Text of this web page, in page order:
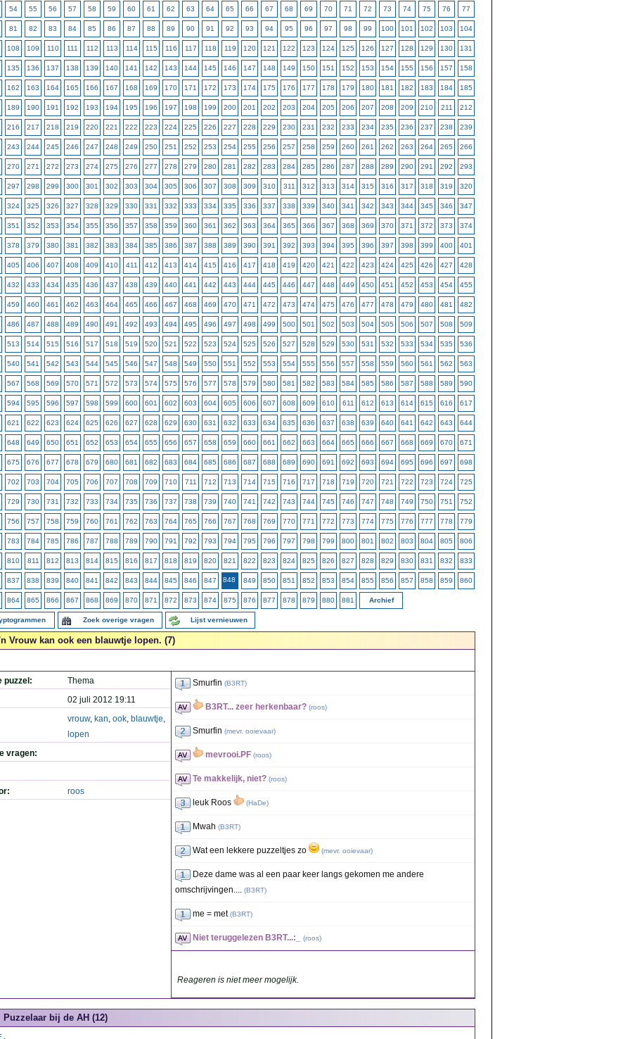
54 55 56 57 58 59 60 61 62 63 64 65 66 67 68 69 70 71 72 73 74 75 76 77
81 82 83 84 85 86 87 88 89 90 91 92 93 94 95 96 97 98 99 100 101 102 103 104
108 109 110 111 112 113 114 115 116 117 118 119 120 121 122 123 124 125 126 127 128 129 130 131
135 136 137 138 139 140 141 142 143 144 145 146 147 148 149 150 151 152 153 154 155 156 157 158
162 163 164 165 166 167 168 169 170 171 172 173 174 175 176 177 178 179 180 181 182 183 184 185
189 190 191 192 193 194 195 196 197 198 199 200 201 202 203 204 205 206 207 208 209 210 211 212
216 217 218 219 220 221 222 223 224 225 226 227 228 229 230 231 232 233 234 235 236 237 238 239
243 244 245 246 247 248 249 250 251 252 253 254 255 256 257 258 259 260 261 262 263 264 265 266
270 271 272 273 274 275 276 277 278 279 280 281 282 283 284 285 286 287 288 289 290 291 292 293
297 298 299 300 301 302 303 304 305 306 307 308 309 310 311 312 313 314 315 316 317 318 319 320
324 325 326 327 328 329 330 331 332 333 334 335 336 337 338 339 340 341 342 343 344 345 346 347
351 352 353 354 355 356 357 358 359 360 361 362 363 364 365 366 367 368 369 370 371 372 373 374
378 379 380 381 382 383 384 385 386 387 388 389 390 391 392 393 394 395 396 397 398 399 400 401
405 406 407 408 409 410 411 412 413 414 415 416 417 418 419 420 421 422 423 424 425 426 427 428
432 433 434 435 436 437 438 439 440 441 442 443 444 445 446 447 448 449 450 451 452 453 454 455
459 460 461 462 463 464 465 466 467 468 469 470 471 472 473 474 475 476 477 478 479 480 481 482
486 487 488 489 490 491 492 493 494 495 496 497 498 499 500 501 502 503 504 505 506 507 508 509
513 514 515 516 517 518 519 520 521 522 523 524 525 526 527 528 529 530 531 532 533 534 535 536
540 541 542 543 544 545 546 547 548 549 550 551 552 553 554 555 556 557 558 559 560 561 562 563
567 568 569 570 571 572 573 574 575 576 577 578 579 580 581 582 583 584 585 586 587 588 589 590
594 595 596 597 598 599 600 601 602 603 604 605 606 607 608 609 610 611 612 613 614 615 616 617
621 622 623 624 625 626 627 628 629 630 631 632 633 634 635 636 637 638 639 640 641 642 643 644
648 649 650 651 652 653 654 655 656 657 658 659 660 661 662 663 664 665 666 667 668 669 670 671
675 676 677 678 679 680 681 682 683 684 685 686 687 688 689 690 691 692 693 694 695 696 697 698
702 703 704 705 706 707 708 709 710 711 712 713 714 715 716 717 718 719 720 721 722 723 724 725
729 730 731 732 733 734 735 736 737 738 739 740 741 742 743 744 745 746 747 748 749 750 751 752
756 757 758 759 760 761 762 763 764 765 766 767 768 769 770 771 772 773 774 775 776 777 778 779
783 784 785 786 787 788 789 790 791 792 793 794 795 796 797 798 799 800 801 802 803 804 805 806
810 811 812 813 814 815 816 817 818 819 820 821 822 823 824 825 826 827 828 829 830 831 832 833
837 838 839 840 841 842 843 844 845 846 847 848 849 850 851 852 853 854 855 856 857 858 859 860
864 865 866 867 868 869 870 871 872 873 874 875 876 877 878 879 880 881 Archief
Zoek overige vragen Lijst vernieuwen
Vrouw kan ook een blauwtje lopen. (7)
puzzel:
Thema
02 juli 2012 19:11
vrouw, kan, ook, blauwtje,
lopen
vragen:
roos
Smurfin (B3RT)
B3RT... zeer herkenbaar? (roos)
Smurfin (mevr. ooievaar)
mevrooi.PF (roos)
Te makkelijk, niet? (roos)
leuk Roos (HaDe)
Mwah (B3RT)
Wat een lekkere puzzeltjes zo (mevr. ooievaar)
Deze dame was al een paar keer langs gekomen me andere
omschrijvingen.... (B3RT)
me = met (B3RT)
Niet teruggelezen B3RT...:_ (roos)
Reageren is niet meer mogelijk.
Puzzelaar bij de AH (12)